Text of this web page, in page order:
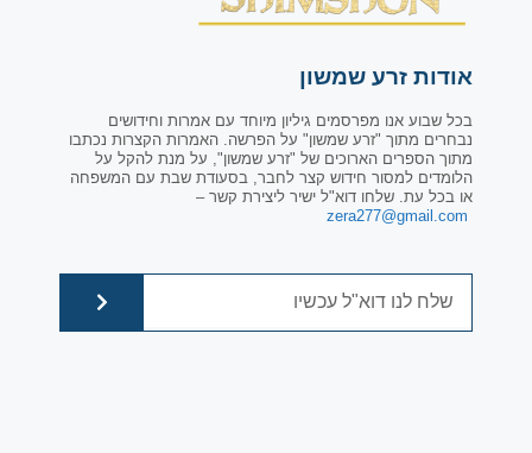
אודות זרע שמשון
בכל שבוע אנו מפרסמים גיליון מיוחד עם אמרות וחידושים
נבחרים מתוך "זרע שמשון" על הפרשה. האמרות הקצרות נכתבו
מתוך הספרים הארוכים של "זרע שמשון", על מנת להקל על
הלומדים למסור חידוש קצר לחבר, בסעודת שבת עם המשפחה
או בכל עת. שלחו דוא"ל ישיר ליצירת קשר –
zera277@gmail.com